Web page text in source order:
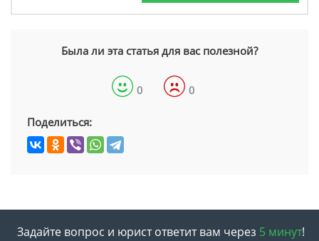
Была ли эта статья для вас полезной?
0 0
Поделиться:
Задайте вопрос и юрист ответит вам через 5 минут!